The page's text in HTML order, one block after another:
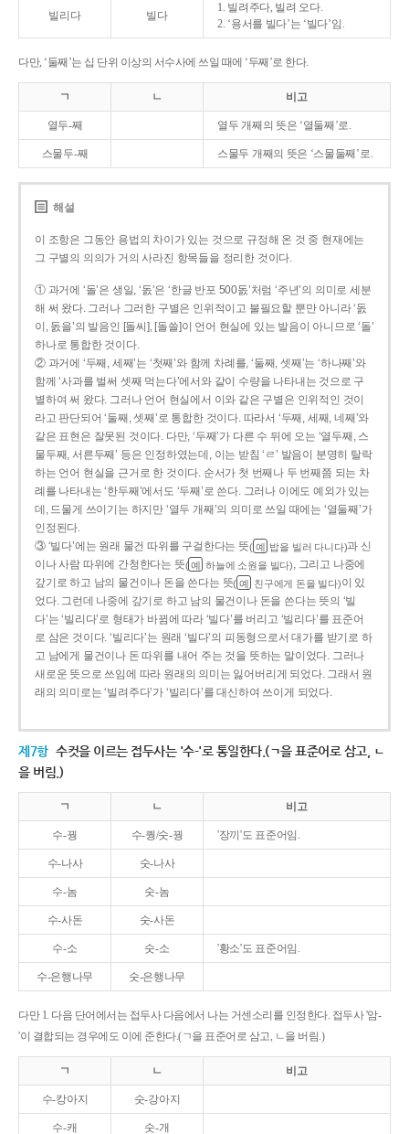
빌리다 빌다
1. 빌려주다, 빌려 오다.
2. ‘용서를 빌다’는 ‘빌다’임.
다만, ‘둘째’는 십 단위 이상의 서수사에 쓰일 때에 ‘두째’로 한다.
ㄱ ㄴ 비고
열두-째 열두 개째의 뜻은 ‘열둘째’로.
스물두-째 스물두 개째의 뜻은 ‘스물둘째’로.
해설
이 조항은 그동안 용법의 차이가 있는 것으로 규정해 온 것 중 현재에는
그 구별의 의의가 거의 사라진 항목들을 정리한 것이다.
① 과거에 ‘돌’은 생일, ‘돐’은 ‘한글 반포 500돐’처럼 ‘주년’의 의미로 세분
해 써 왔다. 그러나 그러한 구별은 인위적이고 불필요할 뿐만 아니라 ‘돐
이, 돐을’의 발음인 [돌씨], [돌쓸]이 언어 현실에 있는 발음이 아니므로 ‘돌’
하나로 통합한 것이다.
② 과거에 ‘두째, 세째’는 ‘첫째’와 함께 차례를, ‘둘째, 셋째’는 ‘하나째’와
함께 ‘사과를 벌써 셋째 먹는다’에서와 같이 수량을 나타내는 것으로 구
별하여 써 왔다. 그러나 언어 현실에서 이와 같은 구별은 인위적인 것이
라고 판단되어 ‘둘째, 셋째’로 통합한 것이다. 따라서 ‘두째, 세째, 네째’와
같은 표현은 잘못된 것이다. 다만, ‘두째’가 다른 수 뒤에 오는 ‘열두째, 스
물두째, 서른두째’ 등은 인정하였는데, 이는 받침 ‘ㄹ’ 발음이 분명히 탈락
하는 언어 현실을 근거로 한 것이다. 순서가 첫 번째나 두 번째쯤 되는 차
례를 나타내는 ‘한두째’에서도 ‘두째’로 쓴다. 그러나 이에도 예외가 있는
데, 드물게 쓰이기는 하지만 ‘열두 개째’의 의미로 쓰일 때에는 ‘열둘째’가
인정된다.
③ ‘빌다’에는 원래 물건 따위를 구걸한다는 뜻( 예 밥을 빌러 다니다)과 신
이나 사람 따위에 간청한다는 뜻( 예 하늘에 소원을 빌다), 그리고 나중에
갚기로 하고 남의 물건이나 돈을 쓴다는 뜻( 예 친구에게 돈을 빌다)이 있
었다. 그런데 나중에 갚기로 하고 남의 물건이나 돈을 쓴다는 뜻의 ‘빌
다’는 ‘빌리다’로 형태가 바뀜에 따라 ‘빌다’를 버리고 ‘빌리다’를 표준어
로 삼은 것이다. ‘빌리다’는 원래 ‘빌다’의 피동형으로서 대가를 받기로 하
고 남에게 물건이나 돈 따위를 내어 주는 것을 뜻하는 말이었다. 그러나
새로운 뜻으로 쓰임에 따라 원래의 의미는 잃어버리게 되었다. 그래서 원
래의 의미로는 ‘빌려주다’가 ‘빌리다’를 대신하여 쓰이게 되었다.
제7항 수컷을 이르는 접두사는 '수-'로 통일한다.(ㄱ을 표준어로 삼고, ㄴ
을 버림.)
ㄱ ㄴ 비고
수-꿩 수-퀑/숫-꿩 '장끼'도 표준어임.
수-나사 숫-나사
수-놈 숫-놈
수-사돈 숫-사돈
수-소 숫-소 '황소'도 표준어임.
수-은행나무 숫-은행나무
다만 1. 다음 단어에서는 접두사 다음에서 나는 거센소리를 인정한다. 접두사 '암-
'이 결합되는 경우에도 이에 준한다.(ㄱ을 표준어로 삼고, ㄴ을 버림.)
ㄱ ㄴ 비고
수-캉아지 숫-강아지
수-캐 숫-개